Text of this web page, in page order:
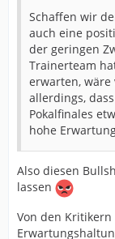
Schaffen wir
auch eine
der geringen
Trainerteam
erwarten, wäre
allerdings,
Pokalfinales
hohe
Also diesen
lassen
Von den